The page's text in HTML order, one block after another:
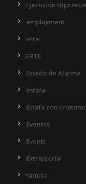
Ejecución
employment
erte
ERTE
Estado de Alarma
estafa
Estafa con
Eventos
Events
Extranjería
familia